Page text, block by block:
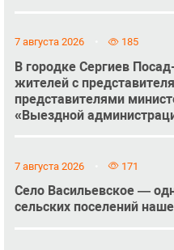
7 августа 2026 185
В городке Сергиев
жителей с
представителями
«Выездной
7 августа 2026 171
Село Васильевское —
сельских поселений